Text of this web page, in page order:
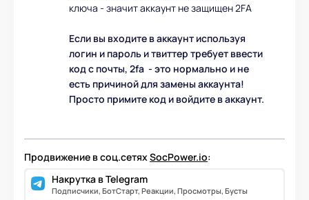
ключа - значит аккаунт не защищен 2FA
Если вы входите в аккаунт используя
логин и пароль и твиттер требует ввести
код с почты, 2fa - это нормально и не
есть причиной для замены аккаунта!
Просто примите код и войдите в аккаунт.
Продвижение в соц.сетяхSocPower.io:
Накрутка в Telegram
Подписчики, БотСтарт, Реакции, Просмотры, Бусты